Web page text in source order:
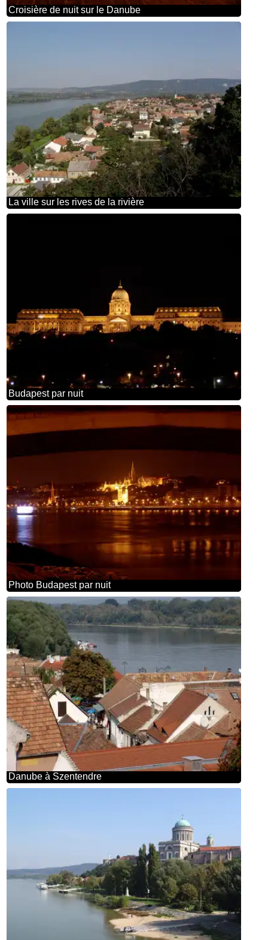
Croisière de nuit sur le Danube
La ville sur les rives de la rivière
Budapest par nuit
Photo Budapest par nuit
Danube à Szentendre